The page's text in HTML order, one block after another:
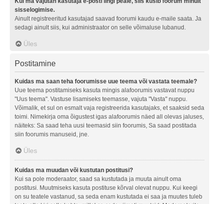
sisselogimise.
Ainult registreeritud kasutajad saavad foorumi kaudu e-maile saata. Ja
sedagi ainult siis, kui administraator on selle võimaluse lubanud.
Üles
Postitamine
Kuidas ma saan teha foorumisse uue teema või vastata teemale?
Uue teema postitamiseks kasuta mingis alafoorumis vastavat nuppu
"Uus teema". Vastuse lisamiseks teemasse, vajuta "Vasta" nuppu.
Võimalik, et sul on esmalt vaja registreerida kasutajaks, et saaksid seda
toimi. Nimekirja oma õigustest igas alafoorumis näed all olevas jaluses,
näiteks: Sa saad teha uusi teemasid siin foorumis, Sa saad postitada
siin foorumis manuseid, jne.
Üles
Kuidas ma muudan või kustutan postitusi?
Kui sa pole moderaator, saad sa kustutada ja muuta ainult oma
postitusi. Muutmiseks kasuta postituse kõrval olevat nuppu. Kui keegi
on su teatele vastanud, sa seda enam kustutada ei saa ja muutes tuleb